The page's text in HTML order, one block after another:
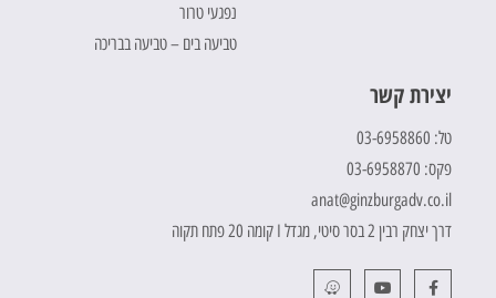
נפגעי טרור
טביעה בים – טביעה בבריכה
יצירת קשר
טל: 03-6958860
פקס: 03-6958870
anat@ginzburgadv.co.il
דרך יצחק רבין 2 בסר סיטי, מגדל I קומה 20 פתח תקוה